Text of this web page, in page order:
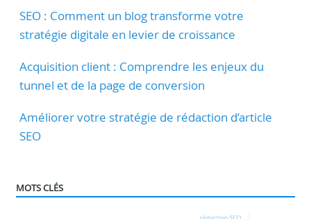
SEO : Comment un blog transforme votre
stratégie digitale en levier de croissance
Acquisition client : Comprendre les enjeux du
tunnel et de la page de conversion
Améliorer votre stratégie de rédaction d’article
SEO
MOTS CLÉS